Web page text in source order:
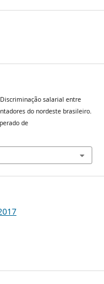
salarial entre
do nordeste brasileiro.
de